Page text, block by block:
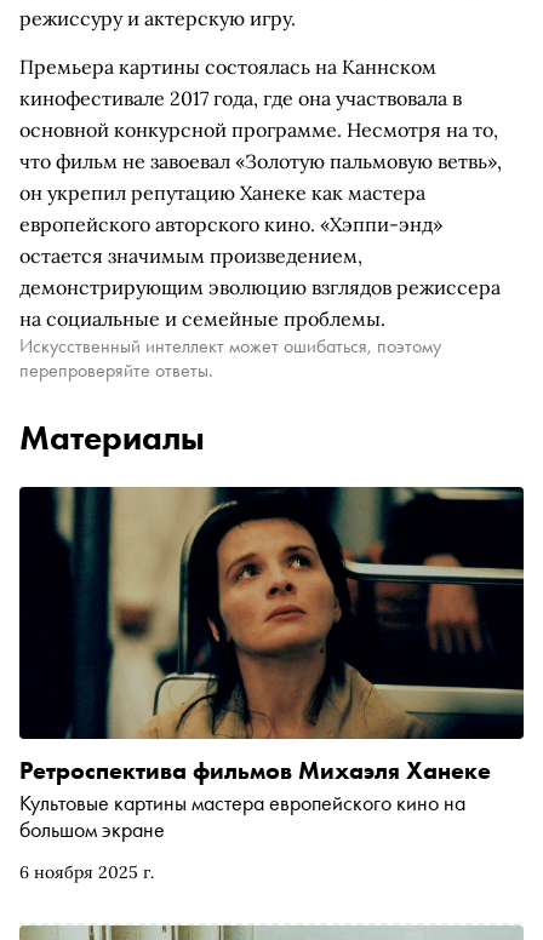
режиссуру и актерскую игру.
Премьера картины состоялась на Каннском
кинофестивале 2017 года, где она участвовала в
основной конкурсной программе. Несмотря на то,
что фильм не завоевал «Золотую пальмовую ветвь»,
он укрепил репутацию Ханеке как мастера
европейского авторского кино. «Хэппи-энд»
остается значимым произведением,
демонстрирующим эволюцию взглядов режиссера
на социальные и семейные проблемы.
Искусственный интеллект может ошибаться, поэтому
перепроверяйте ответы.
Материалы
6 ноября 2025 г.
Ретроспектива фильмов Михаэля Ханеке
Культовые картины мастера европейского кино на
большом экране